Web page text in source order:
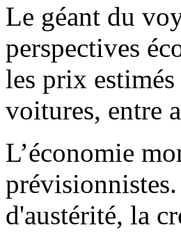
Le géant du
perspectives
les prix
voitures, entre
L’économie
d'austérité, la